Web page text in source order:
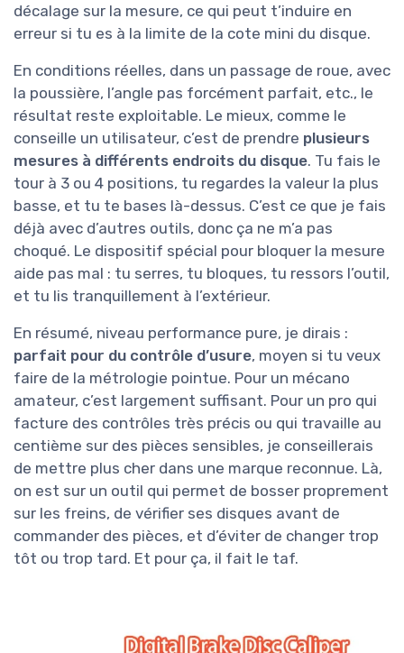
décalage sur la mesure, ce qui peut t’induire en
erreur si tu es à la limite de la cote mini du disque.
En conditions réelles, dans un passage de roue, avec
la poussière, l’angle pas forcément parfait, etc., le
résultat reste exploitable. Le mieux, comme le
conseille un utilisateur, c’est de prendre plusieurs
mesures à différents endroits du disque. Tu fais le
tour à 3 ou 4 positions, tu regardes la valeur la plus
basse, et tu te bases là-dessus. C’est ce que je fais
déjà avec d’autres outils, donc ça ne m’a pas
choqué. Le dispositif spécial pour bloquer la mesure
aide pas mal : tu serres, tu bloques, tu ressors l’outil,
et tu lis tranquillement à l’extérieur.
En résumé, niveau performance pure, je dirais :
parfait pour du contrôle d’usure, moyen si tu veux
faire de la métrologie pointue. Pour un mécano
amateur, c’est largement suffisant. Pour un pro qui
facture des contrôles très précis ou qui travaille au
centième sur des pièces sensibles, je conseillerais
de mettre plus cher dans une marque reconnue. Là,
on est sur un outil qui permet de bosser proprement
sur les freins, de vérifier ses disques avant de
commander des pièces, et d’éviter de changer trop
tôt ou trop tard. Et pour ça, il fait le taf.